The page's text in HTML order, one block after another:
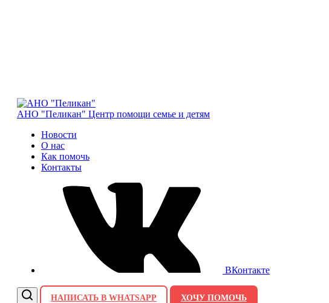
АНО "Пеликан" Центр помощи семье и детям
Новости
О нас
Как помочь
Контакты
ВКонтакте
НАПИСАТЬ В WHATSAPP ХОЧУ ПОМОЧЬ